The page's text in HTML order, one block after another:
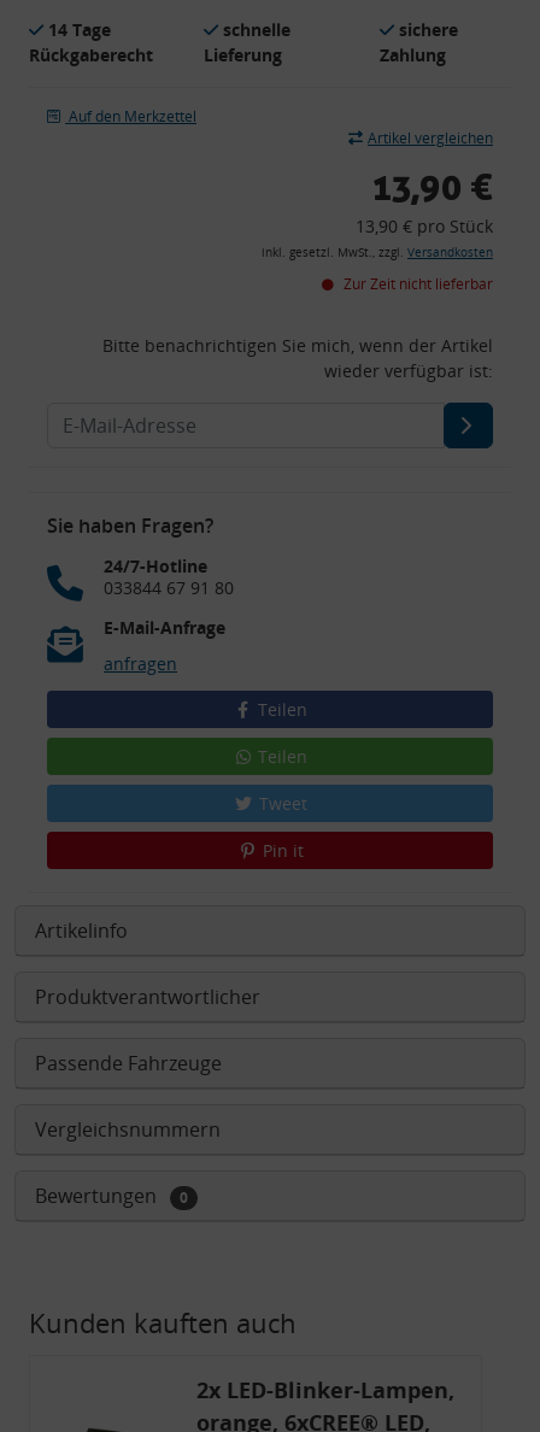
14 Tage
Rückgaberecht
schnelle
Lieferung
sichere
Zahlung
Auf den Merkzettel
Artikel vergleichen
13,90 €
13,90 € pro Stück
inkl. gesetzl. MwSt., zzgl. Versandkosten
Zur Zeit nicht lieferbar
Bitte benachrichtigen Sie mich, wenn der Artikel
wieder verfügbar ist:
Sie haben Fragen?
24/7-Hotline
033844 67 91 80
E-Mail-Anfrage
anfragen
Teilen
Teilen
Tweet
Pin it
Artikelinfo
Produktverantwortlicher
Passende Fahrzeuge
Vergleichsnummern
Bewertungen 0
Kunden kauften auch
2x LED-Blinker-Lampen,
orange, 6xCREE® LED,